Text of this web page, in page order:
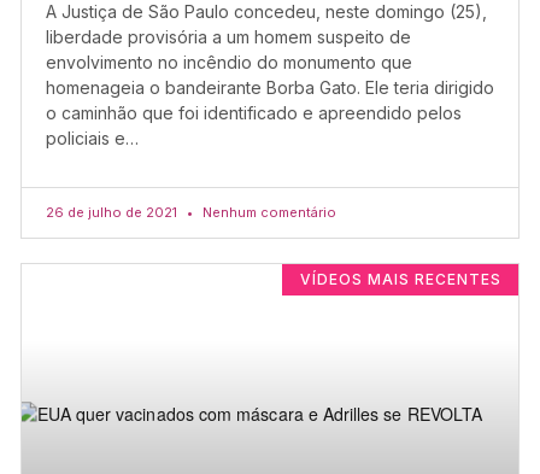
A Justiça de São Paulo concedeu, neste domingo (25),
liberdade provisória a um homem suspeito de
envolvimento no incêndio do monumento que
homenageia o bandeirante Borba Gato. Ele teria dirigido
o caminhão que foi identificado e apreendido pelos
policiais e…
26 de julho de 2021 Nenhum comentário
VÍDEOS MAIS RECENTES